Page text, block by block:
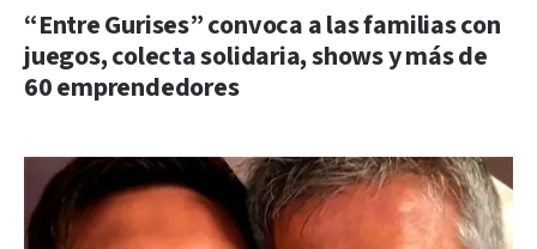
“Entre Gurises” convoca a las familias con
juegos, colecta solidaria, shows y más de
60 emprendedores